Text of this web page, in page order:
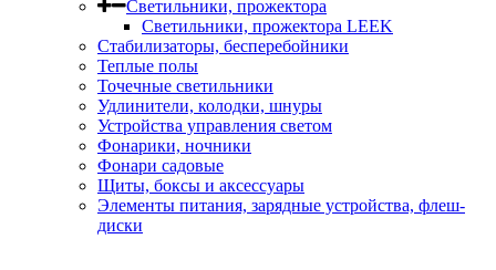
Светильники, прожектора
Светильники, прожектора LEEK
Стабилизаторы, бесперебойники
Теплые полы
Точечные светильники
Удлинители, колодки, шнуры
Устройства управления светом
Фонарики, ночники
Фонари садовые
Щиты, боксы и аксессуары
Элементы питания, зарядные устройства, флеш-
диски